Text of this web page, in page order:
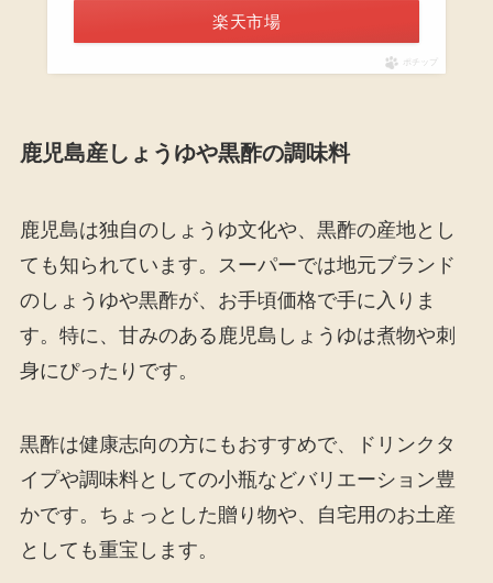
楽天市場
ポチップ
鹿児島産しょうゆや黒酢の調味料
鹿児島は独自のしょうゆ文化や、黒酢の産地とし
ても知られています。スーパーでは地元ブランド
のしょうゆや黒酢が、お手頃価格で手に入りま
す。特に、甘みのある鹿児島しょうゆは煮物や刺
身にぴったりです。
黒酢は健康志向の方にもおすすめで、ドリンクタ
イプや調味料としての小瓶などバリエーション豊
かです。ちょっとした贈り物や、自宅用のお土産
としても重宝します。